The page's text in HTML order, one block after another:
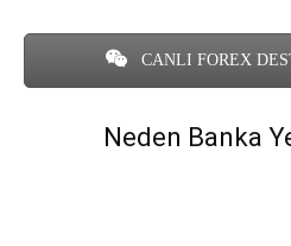
CANLI FOREX
Neden Banka